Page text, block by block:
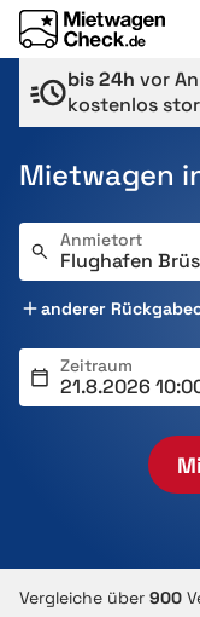
bis 24h vor
kostenlos
Mietwagen
Anmietort
anderer
Zeitraum
Vergleiche über 900